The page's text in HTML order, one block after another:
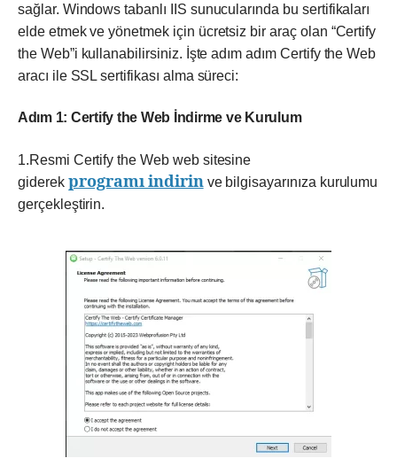
sağlar. Windows tabanlı IIS sunucularında bu sertifikaları
elde etmek ve yönetmek için ücretsiz bir araç olan “Certify
the Web”i kullanabilirsiniz. İşte adım adım Certify the Web
aracı ile SSL sertifikası alma süreci:
Adım 1: Certify the Web İndirme ve Kurulum
1.Resmi Certify the Web web sitesine
giderek programı indirin ve bilgisayarınıza kurulumu
gerçekleştirin.